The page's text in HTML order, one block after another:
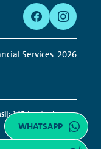
WHATSAPP
Services 2026
145 (custo de uma